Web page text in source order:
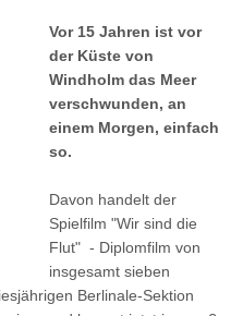
Vor 15 Jahren ist vor
der Küste von
Windholm das Meer
verschwunden, an
einem Morgen, einfach
so.
Davon handelt der
Spielfilm "Wir sind die
Flut" - Diplomfilm von
insgesamt sieben
Berlinale-Sektion